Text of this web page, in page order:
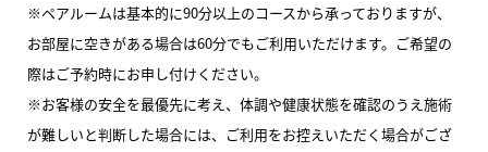
※ペアルームは基本的に90分以上のコースから承っておりますが、
お部屋に空きがある場合は60分でもご利用いただけます。ご希望の
際はご予約時にお申し付けください。
※お客様の安全を最優先に考え、体調や健康状態を確認のうえ施術
が難しいと判断した場合には、ご利用をお控えいただく場合がござ